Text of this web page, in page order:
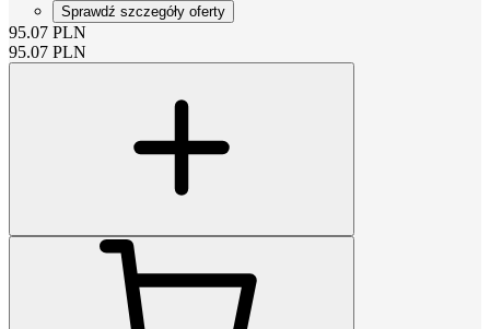
Sprawdź szczegóły oferty
95.07 PLN
95.07 PLN